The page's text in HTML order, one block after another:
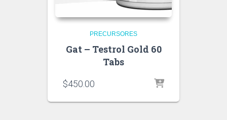
PRECURSORES
Gat – Testrol Gold 60
Tabs
$450.00